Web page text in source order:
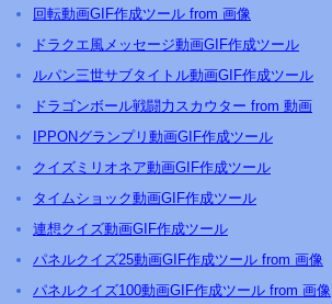
回転動画GIF作成ツール from 画像
ドラクエ風メッセージ動画GIF作成ツール
ルパン三世サブタイトル動画GIF作成ツール
ドラゴンボール戦闘力スカウター from 動画
IPPONグランプリ動画GIF作成ツール
クイズミリオネア動画GIF作成ツール
タイムショック動画GIF作成ツール
連想クイズ動画GIF作成ツール
パネルクイズ25動画GIF作成ツール from 画像
パネルクイズ100動画GIF作成ツール from 画像